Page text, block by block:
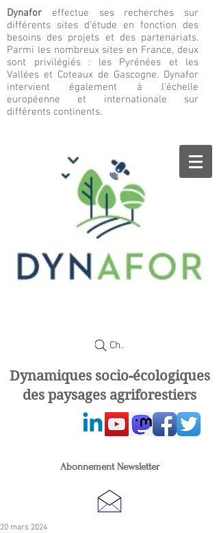
Dynafor effectue ses recherches sur
différents sites d’étude en fonction des
besoins des projets et des partenariats.
Parmi les nombreux sites en France, deux
sont privilégiés : les Pyrénées et les
Vallées et Coteaux de Gascogne. Dynafor
intervient également à l’échelle
européenne et internationale sur
différents continents.
Chercher
Dynamiques socio-écologiques
des paysages agriforestiers
Abonnement Newsletter
20 mars 2024